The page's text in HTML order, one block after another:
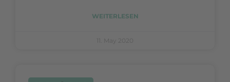
WEITERLESEN
11. May 2020